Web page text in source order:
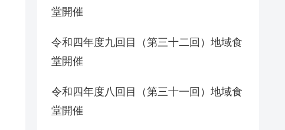
堂開催
令和四年度九回目（第三十二回）地域食
堂開催
令和四年度八回目（第三十一回）地域食
堂開催